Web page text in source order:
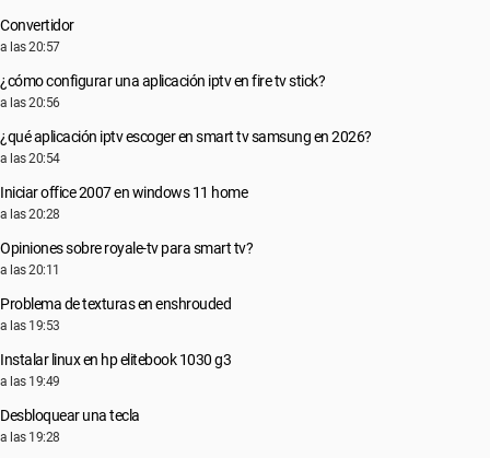
Convertidor
a las 20:57
¿cómo configurar una aplicación iptv en fire tv stick?
a las 20:56
¿qué aplicación iptv escoger en smart tv samsung en 2026?
a las 20:54
Iniciar office 2007 en windows 11 home
a las 20:28
Opiniones sobre royale-tv para smart tv?
a las 20:11
Problema de texturas en enshrouded
a las 19:53
Instalar linux en hp elitebook 1030 g3
a las 19:49
Desbloquear una tecla
a las 19:28